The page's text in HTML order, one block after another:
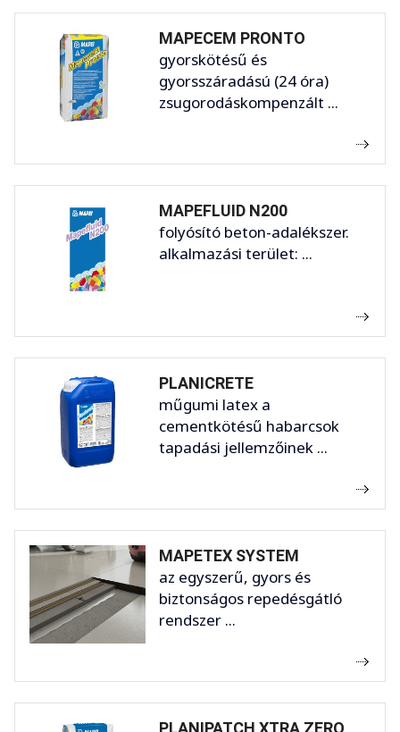
MAPECEM PRONTO
gyorskötésű és
gyorsszáradású (24 óra)
zsugorodáskompenzált ...
MAPEFLUID N200
folyósító beton-adalékszer.
alkalmazási terület: ...
PLANICRETE
műgumi latex a
cementkötésű habarcsok
tapadási jellemzőinek ...
MAPETEX SYSTEM
az egyszerű, gyors és
biztonságos repedésgátló
rendszer ...
PLANIPATCH XTRA ZERO